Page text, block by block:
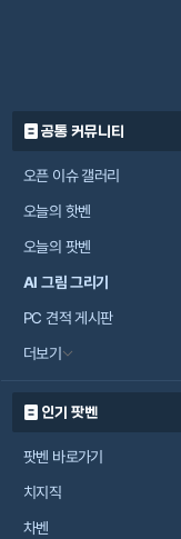
공통 커뮤니티
오픈 이슈 갤러리
오늘의 핫벤
오늘의 팟벤
AI 그림 그리기
PC 견적 게시판
더보기
인기 팟벤
팟벤 바로가기
치지직
차벤